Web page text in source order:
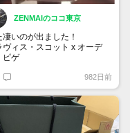
ZENMAIのココ東京
凄いのが出ました！
ヴィス・スコット x オーデ
ピゲ
ヤルオーク パーペチュアル
ンダー オープンワーク “カク
・ジャック” 限定200本
982日前